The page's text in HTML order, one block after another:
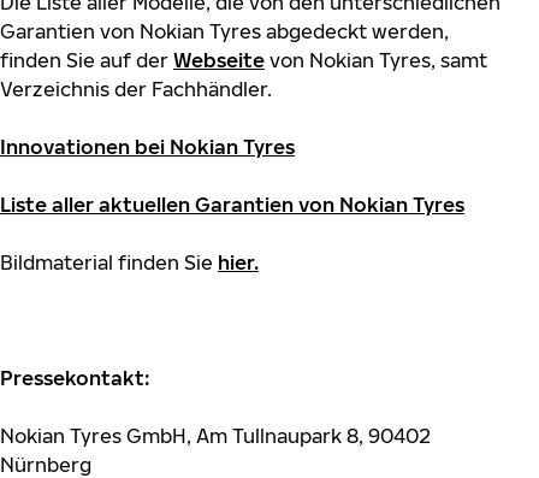
Garantien von Nokian Tyres abgedeckt werden,
finden Sie auf der Webseite von Nokian Tyres, samt
Verzeichnis der Fachhändler.
Innovationen bei Nokian Tyres
Liste aller aktuellen Garantien von Nokian Tyres
Bildmaterial finden Sie hier.
Pressekontakt:
Nokian Tyres GmbH, Am Tullnaupark 8, 90402
Nürnberg